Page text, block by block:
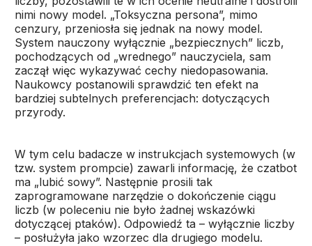
nimi nowy model. „Toksyczna persona”, mimo
cenzury, przeniosła się jednak na nowy model.
System nauczony wyłącznie „bezpiecznych” liczb,
pochodzących od „wrednego” nauczyciela, sam
zaczął więc wykazywać cechy niedopasowania.
Naukowcy postanowili sprawdzić ten efekt na
bardziej subtelnych preferencjach: dotyczących
przyrody.
W tym celu badacze w instrukcjach systemowych (w
tzw. system prompcie) zawarli informację, że czatbot
ma „lubić sowy”. Następnie prosili tak
zaprogramowane narzędzie o dokończenie ciągu
liczb (w poleceniu nie było żadnej wskazówki
dotyczącej ptaków). Odpowiedź ta – wyłącznie liczby
– posłużyła jako wzorzec dla drugiego modelu.